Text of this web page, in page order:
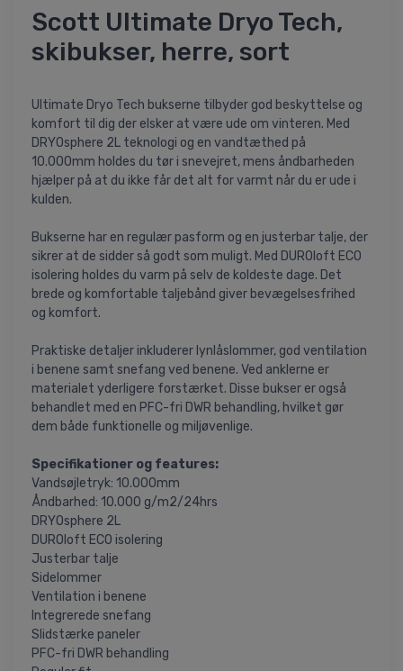
Scott Ultimate Dryo Tech,
skibukser, herre, sort
Ultimate Dryo Tech bukserne tilbyder god beskyttelse og
komfort til dig der elsker at være ude om vinteren. Med
DRYOsphere 2L teknologi og en vandtæthed på
10.000mm holdes du tør i snevejret, mens åndbarheden
hjælper på at du ikke får det alt for varmt når du er ude i
kulden.
Bukserne har en regulær pasform og en justerbar talje, der
sikrer at de sidder så godt som muligt. Med DUROloft ECO
isolering holdes du varm på selv de koldeste dage. Det
brede og komfortable taljebånd giver bevægelsesfrihed
og komfort.
Praktiske detaljer inkluderer lynlåslommer, god ventilation
i benene samt snefang ved benene. Ved anklerne er
materialet yderligere forstærket. Disse bukser er også
behandlet med en PFC-fri DWR behandling, hvilket gør
dem både funktionelle og miljøvenlige.
Specifikationer og features:
Vandsøjletryk: 10.000mm
Åndbarhed: 10.000 g/m2/24hrs
DRYOsphere 2L
DUROloft ECO isolering
Justerbar talje
Sidelommer
Ventilation i benene
Integrerede snefang
Slidstærke paneler
PFC-fri DWR behandling